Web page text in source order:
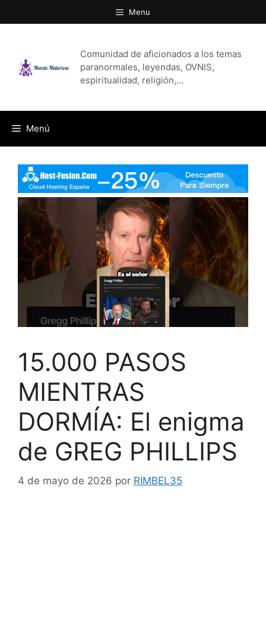
al
Menu
Comunidad de aficionados a los temas
paranormales, leyendas, OVNIS,
espiritualidad, religión,…
Menú
15.000 PASOS
MIENTRAS
DORMÍA: El enigma
de GREG PHILLIPS
4 de mayo de 2026 por RIMBEL35